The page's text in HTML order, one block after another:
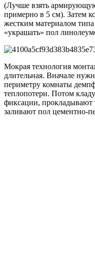
(Лучше взять
примерно в 5 см). Затем
жестким материалом
«украшать» пол
Мокрая технология
длительная. Вначале
периметру комнаты
теплопотери. Потом
фиксации, прокладывают
заливают пол цементно-